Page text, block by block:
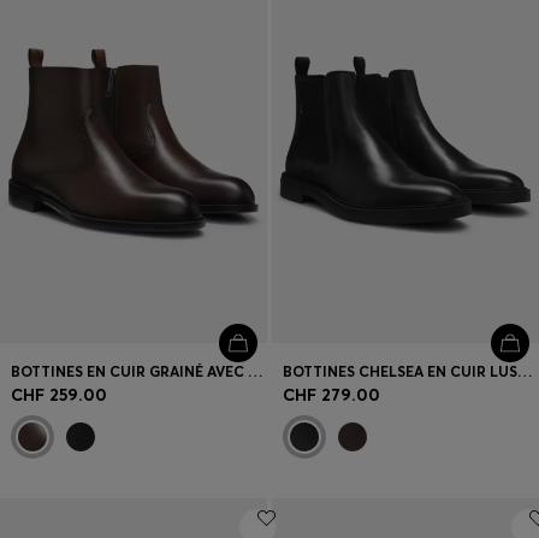
BOTTINES EN CUIR GRAINÉ AVEC FERMETURE ÉCLAIR LATÉRALE
CHF 259.00
BOTTINES CHELSEA EN CUIR LUSTRÉ AVEC SURPIQÛRE EMBLÉMATIQUE
CHF 279.00